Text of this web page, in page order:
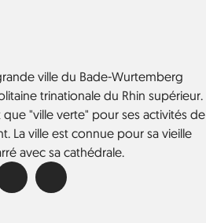
ville du Bade-Wurtemberg
trinationale du Rhin supérieur.
"ville verte" pour ses activités de
La ville est connue pour sa vieille
avec sa cathédrale.